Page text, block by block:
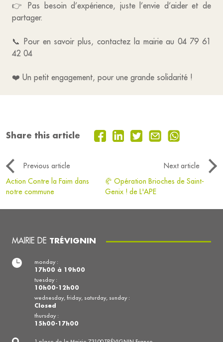
👉 Pas besoin d’expérience, juste l’envie d’aider et de
partager.
📞 Pour en savoir plus, contactez la mairie au 04 79 61
42 04
❤️ Un petit engagement, pour une grande solidarité !
Share this article
Previous article
Next article
Action Contre la Faim dans
notre commune
🥐 Opération Brioches de Saint-
Genix ! de L'APE
MAIRIE DE TRÉVIGNIN
monday :
17h00 à 19h00
tuesday :
10h00-12h00
wednesday, friday, saturday, sunday :
Closed
thursday :
15h00-17h00